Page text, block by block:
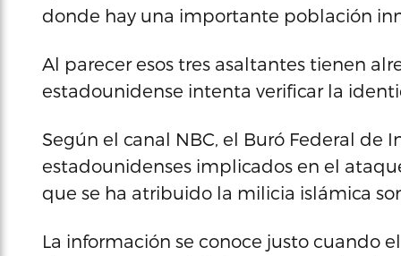
donde hay una importante población
Al parecer esos tres asaltantes tienen
estadounidense intenta verificar la
Según el canal NBC, el Buró Federal de
estadounidenses implicados en el
que se ha atribuido la milicia islámica
La información se conoce justo cuando